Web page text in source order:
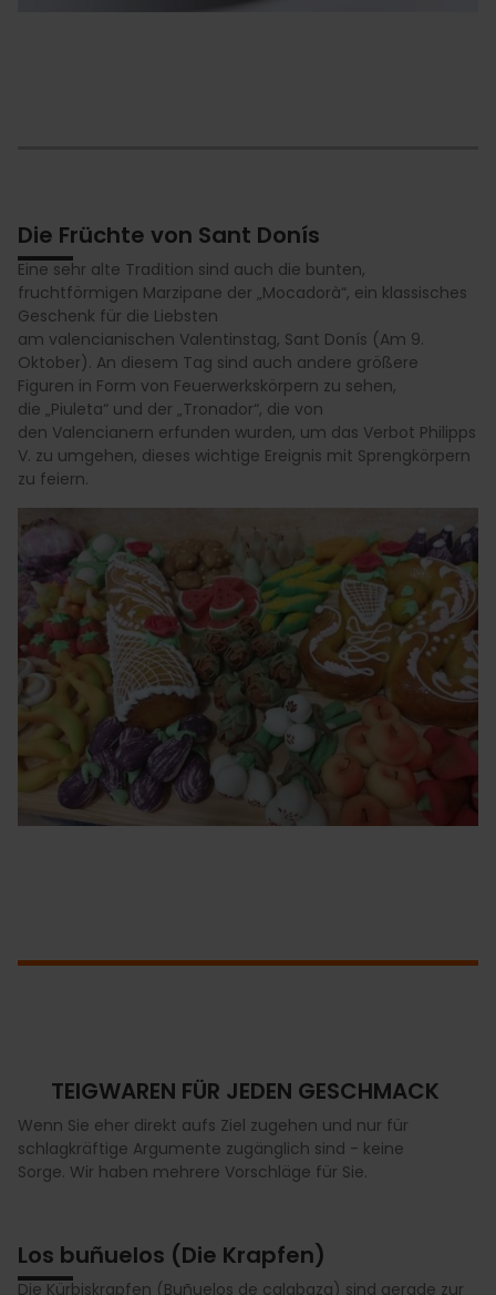
Die Früchte von Sant Donís
Eine sehr alte Tradition sind auch die bunten,
fruchtförmigen Marzipane der „Mocadorà“, ein klassisches
Geschenk für die Liebsten
am valencianischen Valentinstag, Sant Donís (Am 9.
Oktober). An diesem Tag sind auch andere größere
Figuren in Form von Feuerwerkskörpern zu sehen,
die „Piuleta“ und der „Tronador“, die von
den Valencianern erfunden wurden, um das Verbot Philipps
V. zu umgehen, dieses wichtige Ereignis mit Sprengkörpern
zu feiern.
TEIGWAREN FÜR JEDEN GESCHMACK
Wenn Sie eher direkt aufs Ziel zugehen und nur für
schlagkräftige Argumente zugänglich sind - keine
Sorge. Wir haben mehrere Vorschläge für Sie.
Los buñuelos (Die Krapfen)
Die Kürbiskrapfen (Buñuelos de calabaza) sind gerade zur